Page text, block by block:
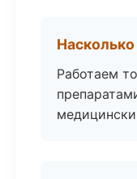
Работаем